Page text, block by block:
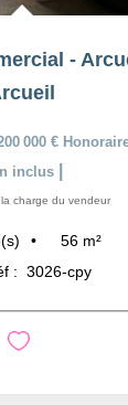
-
000 €
inclus
charge du vendeur
56 m²
: 3026-cpy